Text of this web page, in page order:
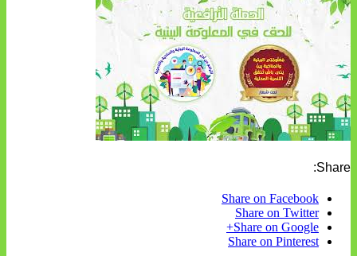
Share:
Share on Facebook
Share on Twitter
Share on Google+
Share on Pinterest